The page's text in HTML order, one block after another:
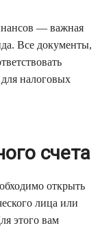
— важная
Все документы,
налоговых
счета
открыть
лица или
этого вам